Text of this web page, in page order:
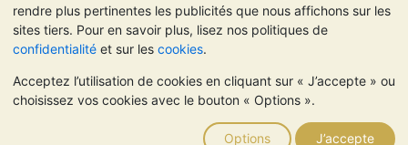
rendre plus pertinentes les publicités que nous affichons sur les
sites tiers. Pour en savoir plus, lisez nos politiques de
confidentialité et sur les cookies.
Acceptez l’utilisation de cookies en cliquant sur « J’accepte » ou
choisissez vos cookies avec le bouton « Options ».
Options J’accepte
TrustScore 4.6 | 534 avis
VEUILLEZ NOTER: La valeur des métaux précieux peut aussi
bien baisser qu'augmenter. Les tendances historiques ne
garantissent pas l'évolution future des cours. Rien sur les sites